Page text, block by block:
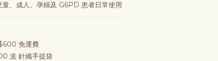
、成人、孕婦及 G6PD 患者日常使用
免運費
送 針織手提袋